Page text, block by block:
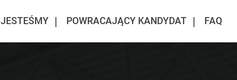
POWRACAJĄCY KANDYDAT FAQ